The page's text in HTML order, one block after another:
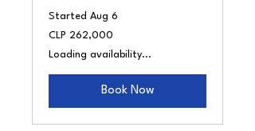
Started Aug 6
262,000
Chilean
pesos
CLP 262,000
Loading availability...
Book Now